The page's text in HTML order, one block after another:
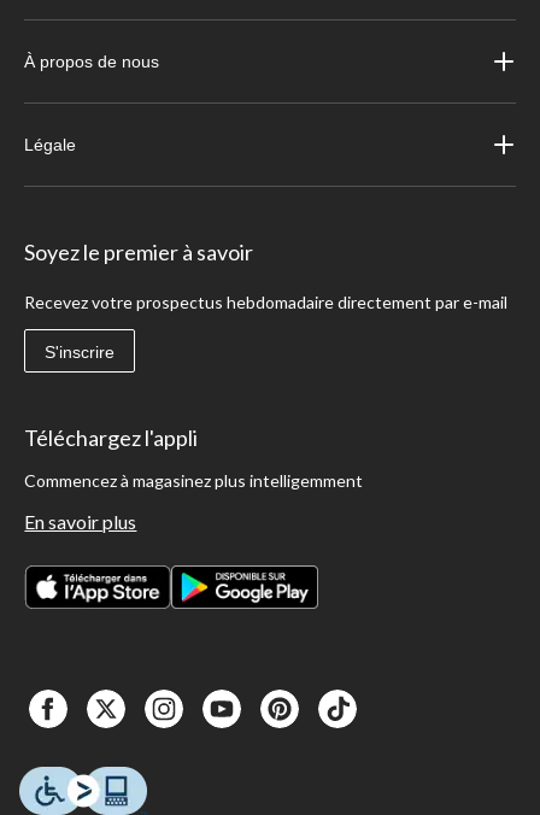
À propos de nous
Légale
Soyez le premier à savoir
Recevez votre prospectus hebdomadaire directement par e-mail
S'inscrire
Téléchargez l'appli
Commencez à magasinez plus intelligemment
En savoir plus